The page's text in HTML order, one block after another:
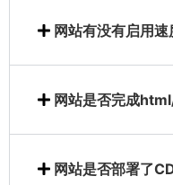
网站有没有启用速
网站是否完成
网站是否部署了